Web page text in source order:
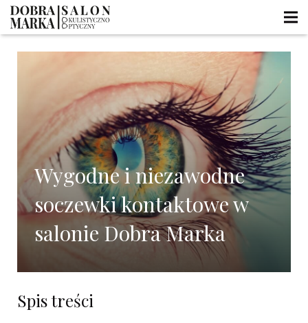
Wygodne i niezawodne
soczewki kontaktowe w
salonie Dobra Marka
Spis treści